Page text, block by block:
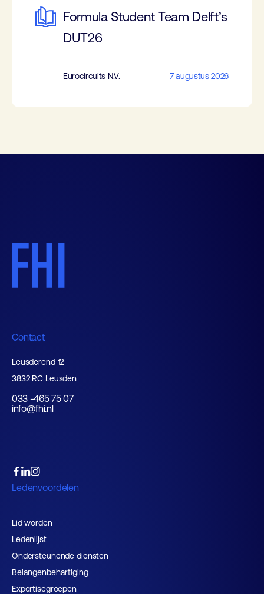
Formula Student Team Delft’s
DUT26
Eurocircuits N.V. 7 augustus 2026
Contact
Leusderend 12
3832 RC Leusden
033 -465 75 07
info@fhi.nl
Ledenvoordelen
Lid worden
Ledenlijst
Ondersteunende diensten
Belangenbehartiging
Expertisegroepen